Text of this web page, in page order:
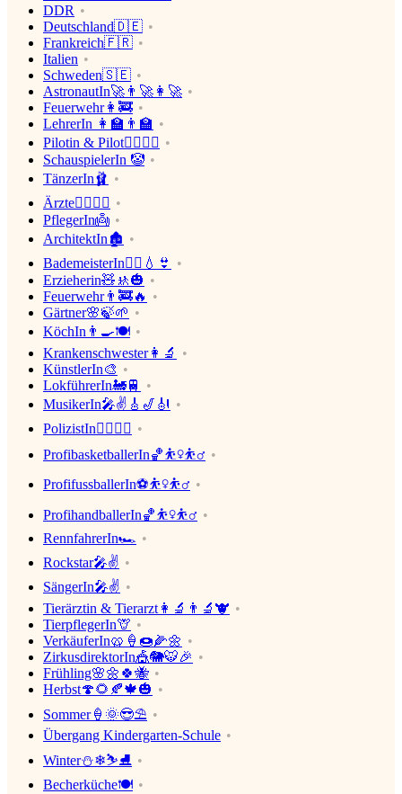
DDR
Deutschland🇩🇪
Frankreich🇫🇷
Italien
Schweden🇸🇪
AstronautIn🚀👨‍🚀👩‍🚀
Feuerwehr👩‍🚒
LehrerIn 👩‍🏫👨‍🏫
Pilotin & Pilot👨‍✈️👩‍✈️
SchauspielerIn 🤡
TänzerIn🩰
Ärzte👩‍⚕️👨‍⚕️
PflegerIn👼
ArchitektIn🏚
BademeisterIn🤽‍♂️💧👙
Erzieherin🧸🚸🎃
Feuerwehr👨‍🚒🔥
Gärtner🌸🍃🌱
KöchIn👨‍🍳🍽
Krankenschwester👩‍🔬
KünstlerIn🎨
LokführerIn🚂🚆
MusikerIn🎤✌🎸🎷🎻
PolizistIn👮‍♀️👮‍♂️
ProfibasketballerIn🏀⛹️‍♀️⛹️‍♂️
ProfifussballerIn⚽⛹️‍♀️⛹️‍♂️
ProfihandballerIn🏀⛹️‍♀️⛹️‍♂️
RennfahrerIn🏎
Rockstar🎤✌
SängerIn🎤✌
Tierärztin & Tierarzt👩‍🔬👨‍🔬🐮
TierpflegerIn🦒
VerkäuferIn🥨🍦🍩🌽🌼
ZirkusdirektorIn🎪🐘🐯🎉
Frühling🌸🌼🍀🐝
Herbst🍄🌻🍂🍁🎃
Sommer🍦🌞😎⛱
Übergang Kindergarten-Schule
Winter⛄❄⛷⛸
Becherküche🍽